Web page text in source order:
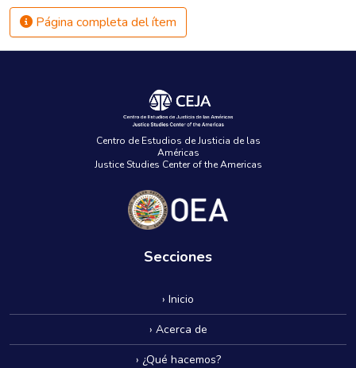
Página completa del ítem
Centro de Estudios de Justicia de las
Américas
Justice Studies Center of the Americas
Secciones
› Inicio
› Acerca de
› ¿Qué hacemos?